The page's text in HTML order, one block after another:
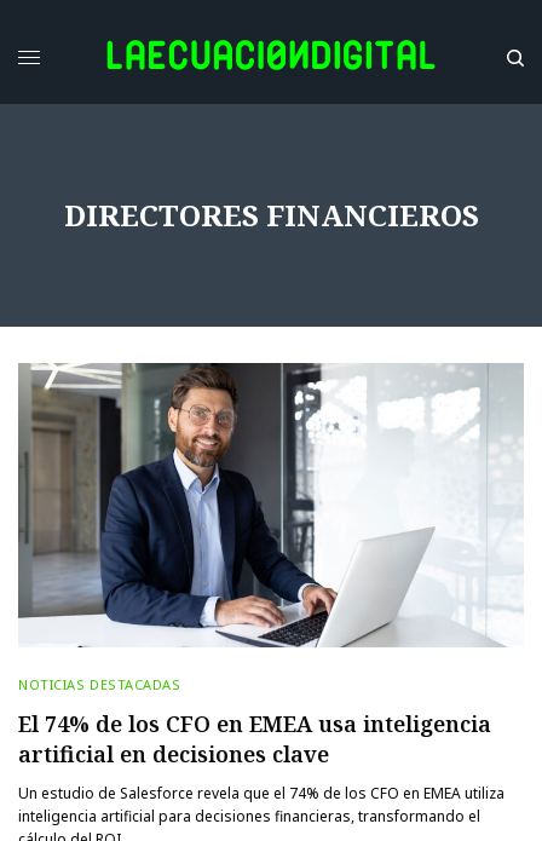
DIRECTORES FINANCIEROS
NOTICIAS DESTACADAS
El 74% de los CFO en EMEA usa inteligencia
artificial en decisiones clave
Un estudio de Salesforce revela que el 74% de los CFO en EMEA utiliza
inteligencia artificial para decisiones financieras, transformando el